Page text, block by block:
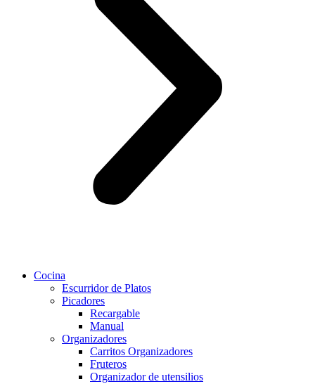
Cocina
Escurridor de Platos
Picadores
Recargable
Manual
Organizadores
Carritos Organizadores
Fruteros
Organizador de utensilios